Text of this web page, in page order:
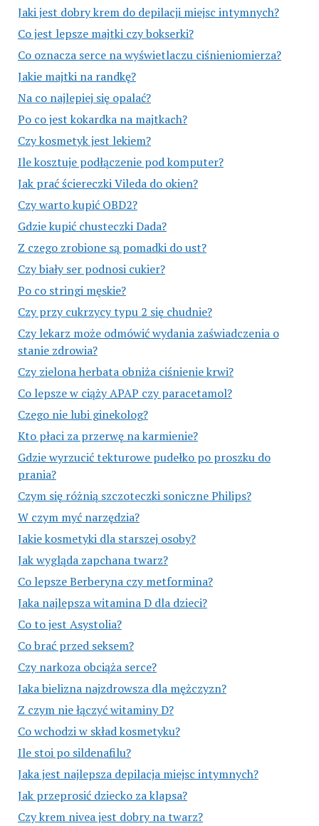
Jaki jest dobry krem do depilacji miejsc intymnych?
Co jest lepsze majtki czy bokserki?
Co oznacza serce na wyświetlaczu ciśnieniomierza?
Jakie majtki na randkę?
Na co najlepiej się opalać?
Po co jest kokardka na majtkach?
Czy kosmetyk jest lekiem?
Ile kosztuje podłączenie pod komputer?
Jak prać ściereczki Vileda do okien?
Czy warto kupić OBD2?
Gdzie kupić chusteczki Dada?
Z czego zrobione są pomadki do ust?
Czy biały ser podnosi cukier?
Po co stringi męskie?
Czy przy cukrzycy typu 2 się chudnie?
Czy lekarz może odmówić wydania zaświadczenia o
stanie zdrowia?
Czy zielona herbata obniża ciśnienie krwi?
Co lepsze w ciąży APAP czy paracetamol?
Czego nie lubi ginekolog?
Kto płaci za przerwę na karmienie?
Gdzie wyrzucić tekturowe pudełko po proszku do
prania?
Czym się różnią szczoteczki soniczne Philips?
W czym myć narzędzia?
Jakie kosmetyki dla starszej osoby?
Jak wygląda zapchana twarz?
Co lepsze Berberyna czy metformina?
Jaka najlepsza witamina D dla dzieci?
Co to jest Asystolia?
Co brać przed seksem?
Czy narkoza obciąża serce?
Jaka bielizna najzdrowsza dla mężczyzn?
Z czym nie łączyć witaminy D?
Co wchodzi w skład kosmetyku?
Ile stoi po sildenafilu?
Jaka jest najlepsza depilacja miejsc intymnych?
Jak przeprosić dziecko za klapsa?
Czy krem nivea jest dobry na twarz?